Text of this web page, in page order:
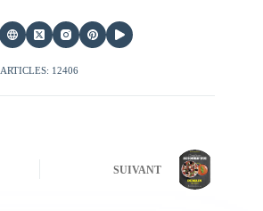
ARTICLES: 12406
SUIVANT